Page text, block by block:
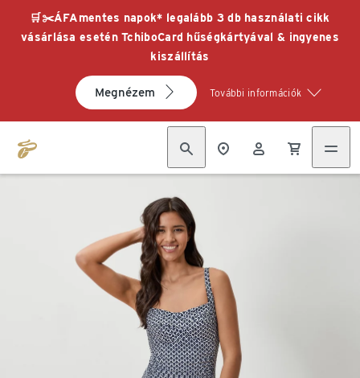
🛒✂️ÁFAmentes napok* legalább 3 db használati cikk
vásárlása esetén TchiboCard hűségkártyával & ingyenes
kiszállítás
Megnézem További információk